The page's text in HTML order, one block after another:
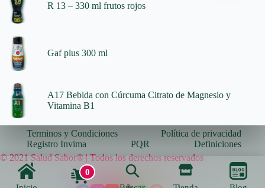
R 13 – 330 ml frutos rojos
Gaf plus 300 ml
A17 Bebida con Cúrcuma Citrato de Magnesio y
Vitamina B1
Terminos y Condiciones
Política de privacidad
Registro Invima
PQR
Definiciones
© 2021 Salud Sabor® | Todos los derechos reservados
0